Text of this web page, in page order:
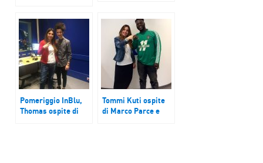
Pomeriggio InBlu,
Thomas ospite di
Tommi Kuti ospite
di Marco Parce e